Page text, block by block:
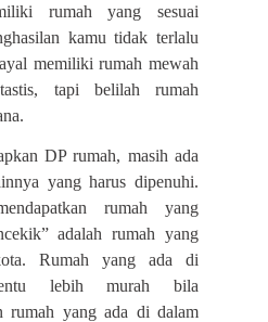
rumah yang sesuai
kamu tidak terlalu
memiliki rumah mewah
tapi belilah rumah
DP rumah, masih ada
yang harus dipenuhi.
rumah yang
adalah rumah yang
Rumah yang ada di
lebih murah bila
rumah yang ada di dalam